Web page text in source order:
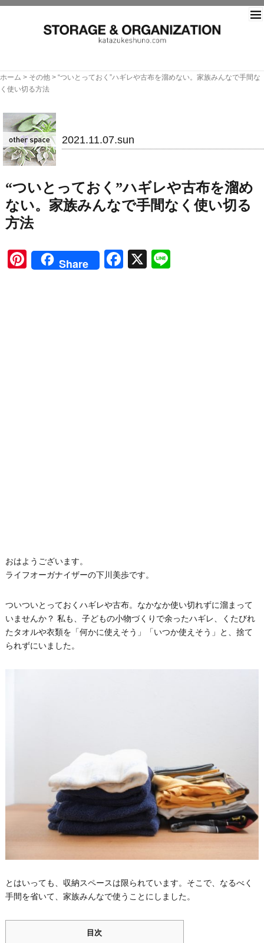
ホーム > その他 > “ついとっておく”ハギレや古布を溜めない。家族みんなで手間な
く使い切る方法
2021.11.07.sun
“ついとっておく”ハギレや古布を溜め
ない。家族みんなで手間なく使い切る
方法
Pinterest
Share Facebook
X
おはようございます。
ライフオーガナイザーの下川美歩です。
ついついとっておくハギレや古布。なかなか使い切れずに溜まって
いませんか？ 私も、子どもの小物づくりで余ったハギレ、くたびれ
たタオルや衣類を「何かに使えそう」「いつか使えそう」と、捨て
られずにいました。
とはいっても、収納スペースは限られています。そこで、なるべく
手間を省いて、家族みんなで使うことにしました。
目次